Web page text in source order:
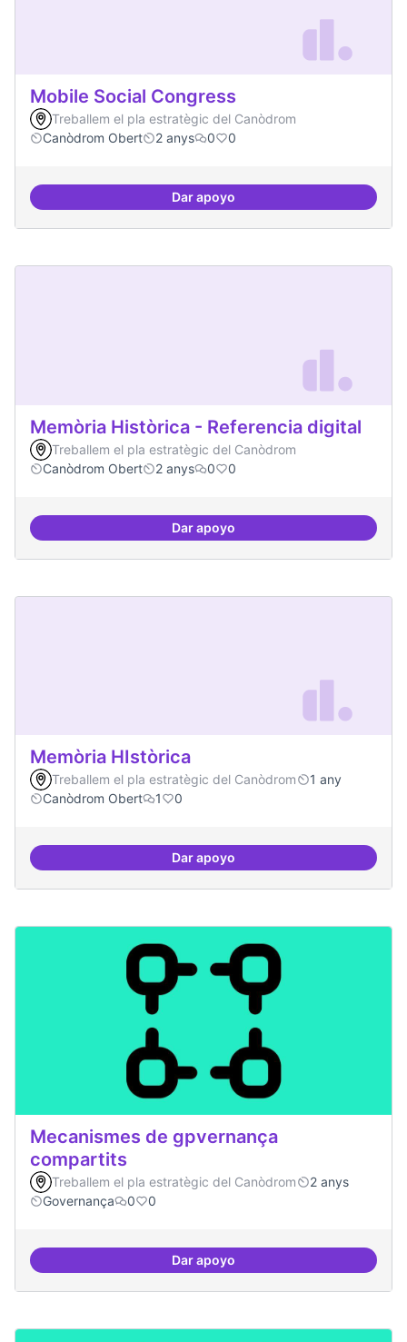
Mobile Social Congress
Treballem el pla estratègic del Canòdrom
Canòdrom Obert
2 anys 0 0
Dar apoyoMobile Social Congress
Memòria Històrica - Referencia digital
Treballem el pla estratègic del Canòdrom
Canòdrom Obert
2 anys 0 0
Dar apoyoMemòria Històrica - Referencia
Memòria HIstòrica
Treballem el pla estratègic del Canòdrom
1 any
Canòdrom Obert
1 0
Dar apoyoMemòria HIstòrica
Mecanismes de gpvernança
compartits
Treballem el pla estratègic del Canòdrom
2 anys
Governança
0 0
Dar apoyoMecanismes de gpvernança